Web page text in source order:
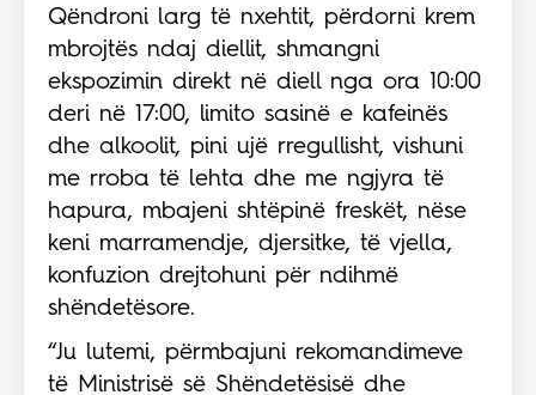
Qëndroni larg të nxehtit, përdorni krem
mbrojtës ndaj diellit, shmangni
ekspozimin direkt në diell nga ora 10:00
deri në 17:00, limito sasinë e kafeinës
dhe alkoolit, pini ujë rregullisht, vishuni
me rroba të lehta dhe me ngjyra të
hapura, mbajeni shtëpinë freskët, nëse
keni marramendje, djersitke, të vjella,
konfuzion drejtohuni për ndihmë
shëndetësore.
“Ju lutemi, përmbajuni rekomandimeve
të Ministrisë së Shëndetësisë dhe